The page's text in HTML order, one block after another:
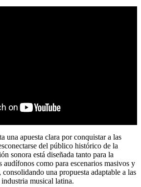
una apuesta clara por conquistar a las
del público histórico de la
sonora está diseñada tanto para la
audífonos como para escenarios masivos y
una propuesta adaptable a las
musical latina.